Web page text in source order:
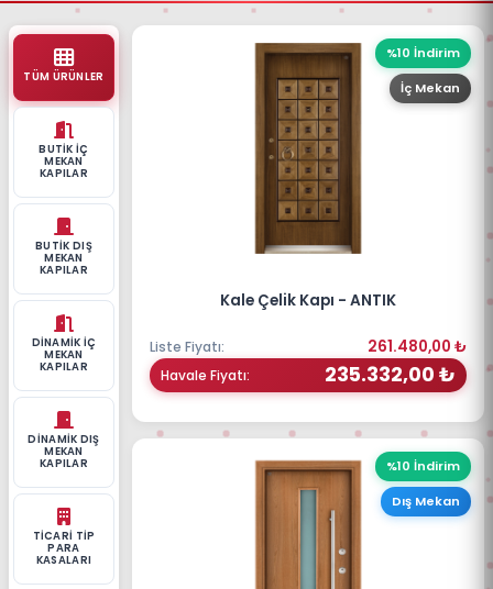
TÜM ÜRÜNLER
BUTIK İÇ
MEKAN
KAPILAR
BUTIK DIŞ
MEKAN
KAPILAR
DINAMIK İÇ
MEKAN
KAPILAR
DINAMIK DIŞ
MEKAN
KAPILAR
TICARI TIP
PARA
KASALARI
%10 İndirim
İç Mekan
Kale Çelik Kapı - ANTIK
Liste Fiyatı: 261.480,00 ₺
Havale Fiyatı: 235.332,00 ₺
%10 İndirim
Dış Mekan